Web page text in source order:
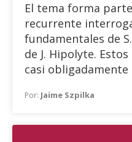
El tema forma
recurrente
fundamentales de
de J. Hipolyte.
casi
consciente, como el
Por: Jaime Szpilka